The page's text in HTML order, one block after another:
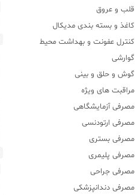
قلب و عروق
کاغذ و بسته بندی مدیکال
کنترل عفونت و بهداشت محیط
گوارشی
گوش و حلق و بینی
مراقبت های ویژه
مصرفی آزمایشگاهی
مصرفی ارتودنسی
مصرفی بستری
مصرفی پلیمری
مصرفی جراحی
مصرفی دندانپزشکی